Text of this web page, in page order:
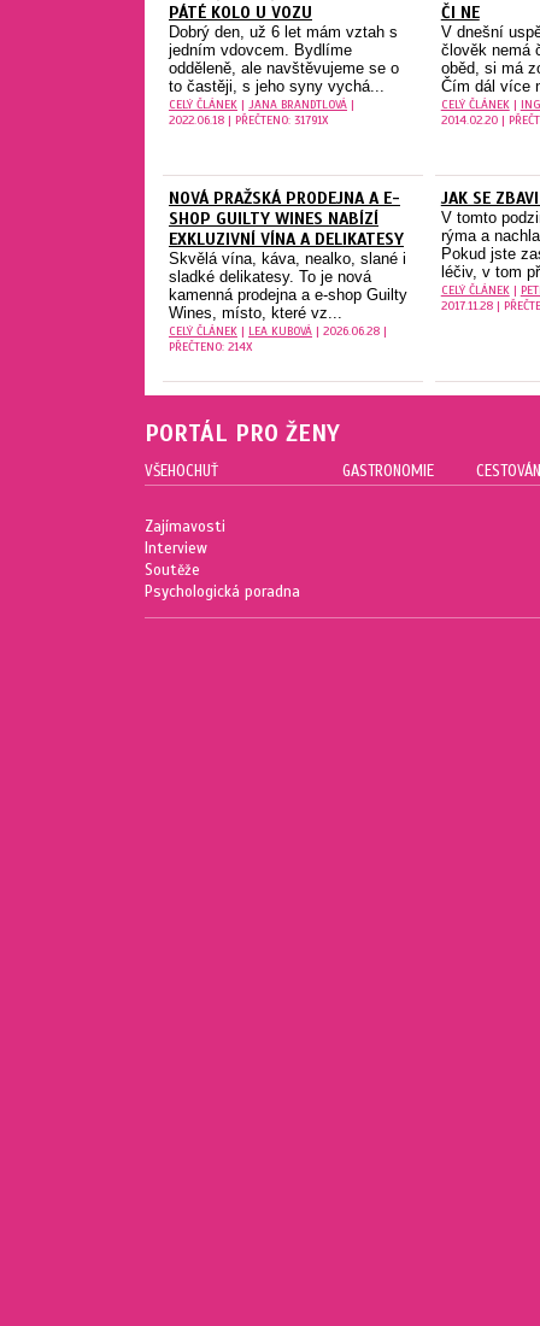
PÁTÉ KOLO U VOZU
Dobrý den, už 6 let mám vztah s
jedním vdovcem. Bydlíme
odděleně, ale navštěvujeme se o
to častěji, s jeho syny vychá...
CELÝ ČLÁNEK | JANA BRANDTLOVÁ |
2022.06.18 | PŘEČTENO: 31791X
ČI NE
V dnešní
člověk nemá
oběd, si má
Čím dál více
CELÝ ČLÁNEK|
2014.02.20 |
NOVÁ PRAŽSKÁ PRODEJNA A E-
SHOP GUILTY WINES NABÍZÍ
EXKLUZIVNÍ VÍNA A DELIKATESY
Skvělá vína, káva, nealko, slané i
sladké delikatesy. To je nová
kamenná prodejna a e-shop Guilty
Wines, místo, které vz...
CELÝ ČLÁNEK | LEA KUBOVÁ | 2026.06.28 |
PŘEČTENO: 214X
JAK SE
V tomto
rýma a
Pokud jste
léčiv, v tom
CELÝ ČLÁNEK|
2017.11.28 |
PORTÁL PRO ŽENY
VŠEHOCHUŤ
Zajímavosti
Interview
Soutěže
Psychologická poradna
GASTRONOMIE